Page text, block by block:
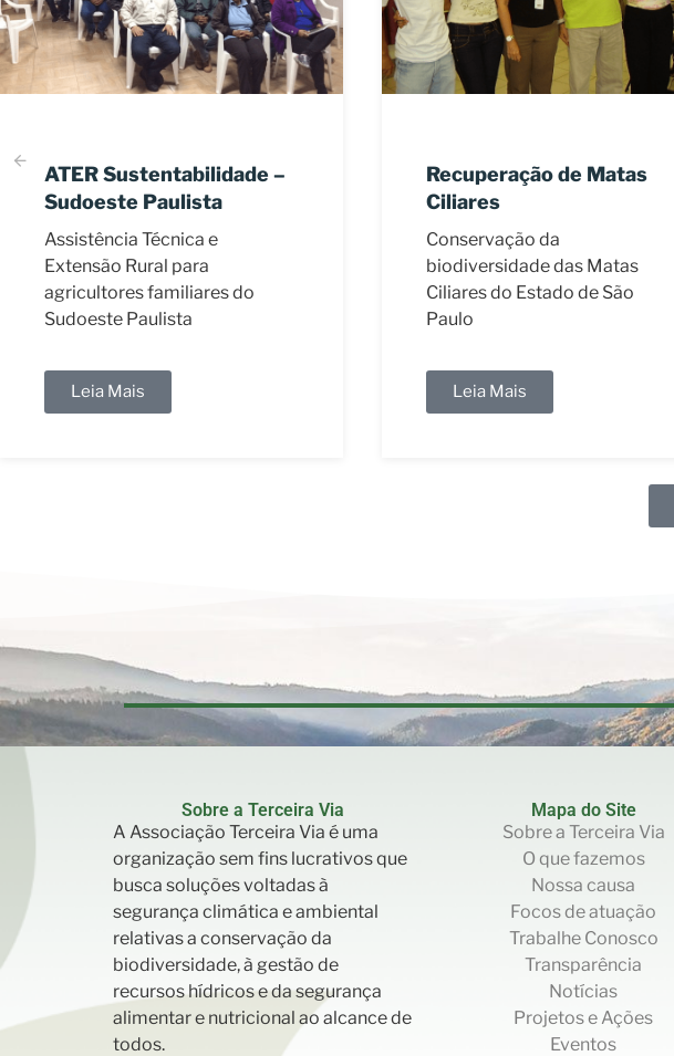
Recuperação de Matas
Ciliares
Conservação da
biodiversidade das Matas
Ciliares do Estado de São
Paulo
Leia Mais
Cursos de Revitalização
de Bacias Hidrográficas
Cursos de capacitação no
âmbito do Programa Produtor
de Água da Agência Nacional
de Água e Saneamento Básico
Leia Mais
Sobre a Terceira Via
A Associação Terceira Via é uma
organização sem fins lucrativos que
busca soluções voltadas à
segurança climática e ambiental
relativas a conservação da
biodiversidade, à gestão de
recursos hídricos e da segurança
alimentar e nutricional ao alcance de
todos.
Mapa do Site
Sobre a Terceira Via
O que fazemos
Nossa causa
Focos de atuação
Trabalhe Conosco
Transparência
Notícias
Projetos e Ações
Eventos